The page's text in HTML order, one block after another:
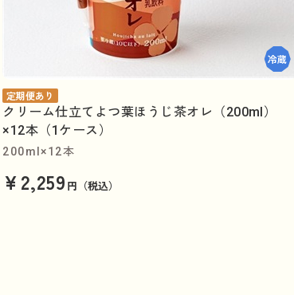
定期便あり
クリーム仕立てよつ葉ほうじ茶オレ（200ml）
×12本（1ケース）
200ml×12本
¥2,259 円（税込）